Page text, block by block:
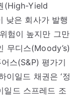
이
일
드
스
프
드
(High-Yield
낮은 회사가 발행
험이 높지만 그만
무디스(Moody’s)
스(S&P) 평가기
이일드 채권은 ‘정
일드 스프레드 조